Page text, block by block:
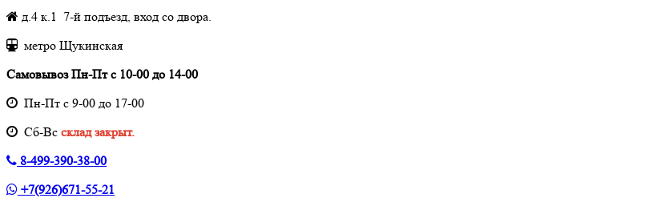
д.4 к.1 7-й подъезд, вход со двора.
метро Щукинская
Самовывоз Пн-Пт с 10-00 до 14-00
Пн-Пт с 9-00 до 17-00
Cб-Вс склад закрыт.
8-499-390-38-00
+7(926)671-55-21